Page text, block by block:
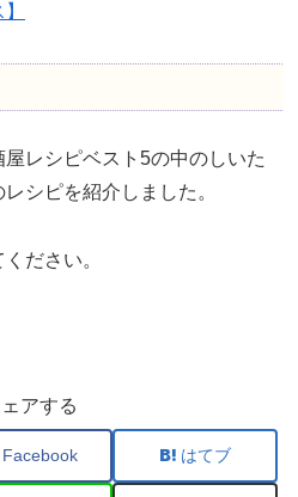
レシピベスト5の中のしいた
シピを紹介しました。
ださい。
アする
Facebook はてブ